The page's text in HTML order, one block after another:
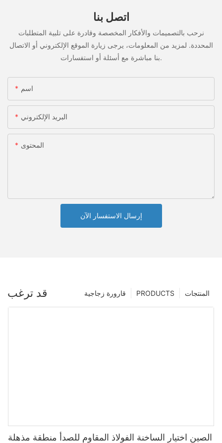
اتصل بنا
نرحب بالتصميمات والأفكار المخصصة وقادرة على تلبية المتطلبات
المحددة. لمزيد من المعلومات، يرجى زيارة الموقع الإلكتروني أو الاتصال
بنا مباشرة مع أسئلة أو استفسارات.
اسم
البريد الإلكتروني
المحتوى
إرسال الاستفسار الآن
قد ترغب المنتجات PRODUCTS قارورة زجاجية
الصين اختيار الساخنة الفولاذ المقاوم للصدأ منطقة مذهلة